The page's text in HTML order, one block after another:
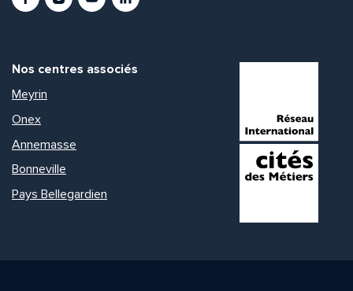
Nos centres associés
Meyrin
Onex
Annemasse
Bonneville
Pays Bellegardien